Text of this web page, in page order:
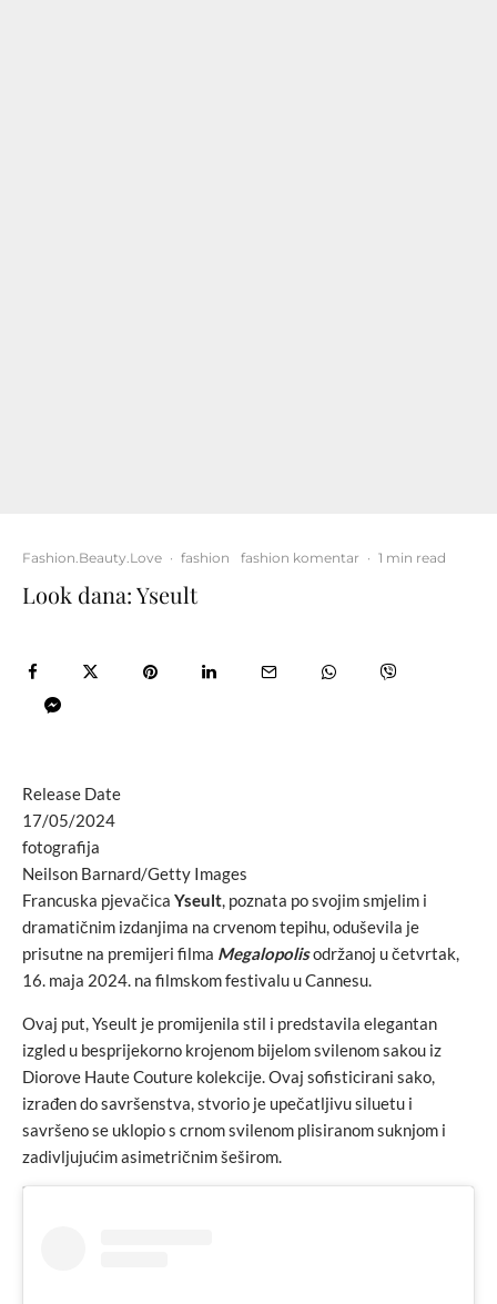
Fashion.Beauty.Love · fashion fashion komentar · 1 min read
Look dana: Yseult
Release Date
17/05/2024
fotografija
Neilson Barnard/Getty Images
Francuska pjevačica Yseult, poznata po svojim smjelim i
dramatičnim izdanjima na crvenom tepihu, oduševila je
prisutne na premijeri filma Megalopolisodržanoj u četvrtak,
16. maja 2024. na filmskom festivalu u Cannesu.
Ovaj put, Yseult je promijenila stil i predstavila elegantan
izgled u besprijekorno krojenom bijelom svilenom sakou iz
Diorove Haute Couture kolekcije. Ovaj sofisticirani sako,
izrađen do savršenstva, stvorio je upečatljivu siluetu i
savršeno se uklopio s crnom svilenom plisiranom suknjom i
zadivljujućim asimetričnim šeširom.